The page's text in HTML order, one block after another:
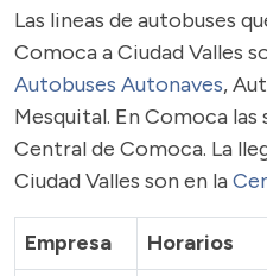
Las lineas de autobuses
Comoca a Ciudad Valles
Autobuses Autonaves,
Mesquital. En Comoca las
Central de Comoca. La
Ciudad Valles son en la
Empresa Horarios